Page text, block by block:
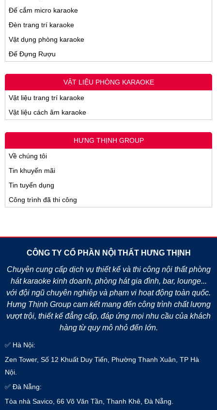
Đế cắm micro karaoke
Đèn trang trí karaoke
Vật dụng phòng karaoke
Đế Đựng Rượu
VẬT LIỆU PHÒNG KARAOKE
Vật liệu trang trí karaoke
Vật liệu cách âm karaoke
HƯNG THỊNH GROUP
Về chúng tôi
Tin khuyến mãi
Tin tuyển dụng
Công trình đã thi công
CÔNG TY CỔ PHẦN NỘI THẤT HƯNG THỊNH
Chuyên cung cấp dịch vụ thiết kế và thi công nội thất phòng
hát karaoke kinh doanh, phòng hát gia đình, bar, lounge...
với đội ngũ chuyên nghiệp và phạm vi hoạt động toàn quốc.
Hưng Thịnh Group cam kết mang đến công trình chất lượng
vượt trội, thiết kế đẳng cấp, đáp ứng mọi nhu cầu của khách
hàng từ quy mô nhỏ đến lớn.
✅ Hà Nội:
Zen Tower, Số 12 Khuất Duy Tiến, Phường Thanh Xuân, TP Hà
Nội.
✅ Đà Nẵng:
Tòa nhà Savico, 66 Võ Văn Tần, Thanh Khê, Đà Nẵng.